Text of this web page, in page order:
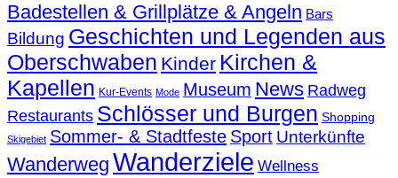
Badestellen & Grillplätze & Angeln Bars
Bildung Geschichten und Legenden aus
Oberschwaben Kinder Kirchen &
Kapellen Kur-Events Mode Museum News Radweg
Restaurants Schlösser und Burgen Shopping
Skigebiet Sommer- & Stadtfeste Sport Unterkünfte
Wanderweg Wanderziele Wellness